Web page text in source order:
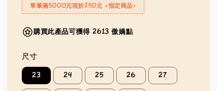
單筆滿5000元現折250元 <指定商品>
購買此產品可獲得 2613 傲嬌點
尺寸
23 24 25 26 27